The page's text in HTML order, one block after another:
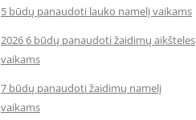
5 būdų panaudoti lauko namelį vaikams
2026 6 būdų panaudoti žaidimų aikšteles
vaikams
7 būdų panaudoti žaidimų namelį
vaikams